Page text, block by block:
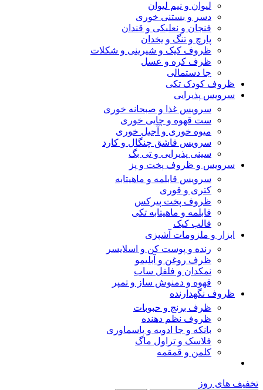
لیوان و نیم لیوان
دسر و بستنی خوری
فنجان و نعلبکی و قندان
پارچ و تنگ و یخدان
ظروف کیک و شیرینی و شکلات
ظرف کره و عسل
جا دستمالی
ظروف کودک تکی
سرویس پذیرایی
سرویس غذا و صبحانه خوری
ست قهوه و چایی خوری
میوه خوری و آجیل خوری
سرویس قاشق چنگال و کارد
سینی پذیرایی و تی بگ
سرویس و ظروف پخت و پز
سرویس قابلمه و ماهیتابه
کتری و قوری
ظروف پخت پیرکس
قابلمه و ماهیتابه تکی
قالب کیک
ابزار و ملزومات آشپزی
رنده و پوست کن و اسلایسر
ظرف روغن و آبلیمو
نمکدان و فلفل ساب
قهوه و دمنوش ساز و تمپر
ظروف نگهدارنده
ظرف برنج و حبوبات
ظروف نظم دهنده
بانکه و جا ادویه و پاسماوری
فلاسک و تراول ماگ
کلمن و قمقمه
تخفیف های روز